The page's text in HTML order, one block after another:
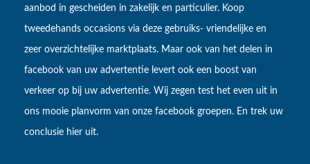
aanbod in gescheiden in zakelijk en particulier. Koop
tweedehands occasions via deze gebruiks- vriendelijke en
zeer overzichtelijke marktplaats. Maar ook van het delen in
facebook van uw advertentie levert ook een boost van
verkeer op bij uw advertentie. Wij zegen test het even uit in
ons mooie planvorm van onze facebook groepen. En trek uw
conclusie hier uit.